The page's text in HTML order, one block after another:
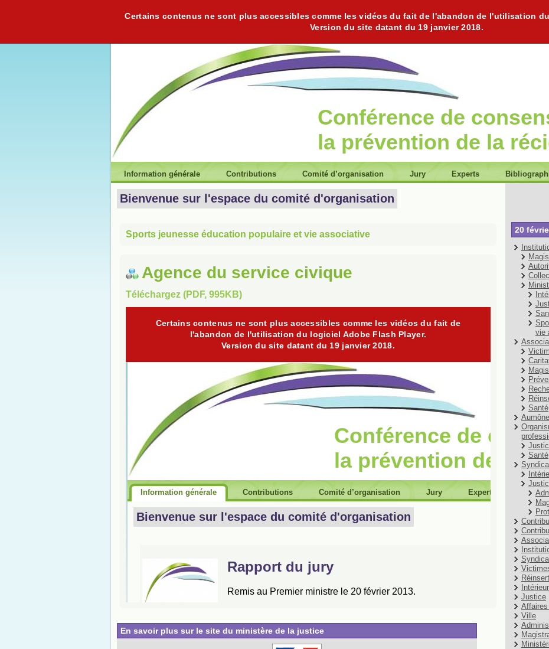
Certains contenus ne sont plus accessibles comme les vidéos du fait de l'abandon de l'utilisation
Version du site datant du 19 janvier 2018.
Conférence de
la prévention de la
Information générale Contributions Comité d’organisation Jury Experts
Bienvenue sur l'espace du comité d'organisation
Sports jeunesse éducation populaire et vie associative
Agence du service civique
Téléchargez (PDF, 995KB)
En savoir plus sur le site du ministère de la justice
20
vie
Santé
Santé
Intérieur
Justice
Ville